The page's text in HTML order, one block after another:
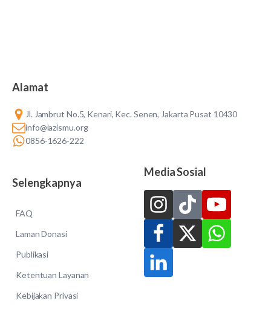
Alamat
Jl. Jambrut No.5, Kenari, Kec. Senen, Jakarta Pusat 10430
info@lazismu.org
0856-1626-222
Selengkapnya
FAQ
Laman Donasi
Publikasi
Ketentuan Layanan
Kebijakan Privasi
Media Sosial